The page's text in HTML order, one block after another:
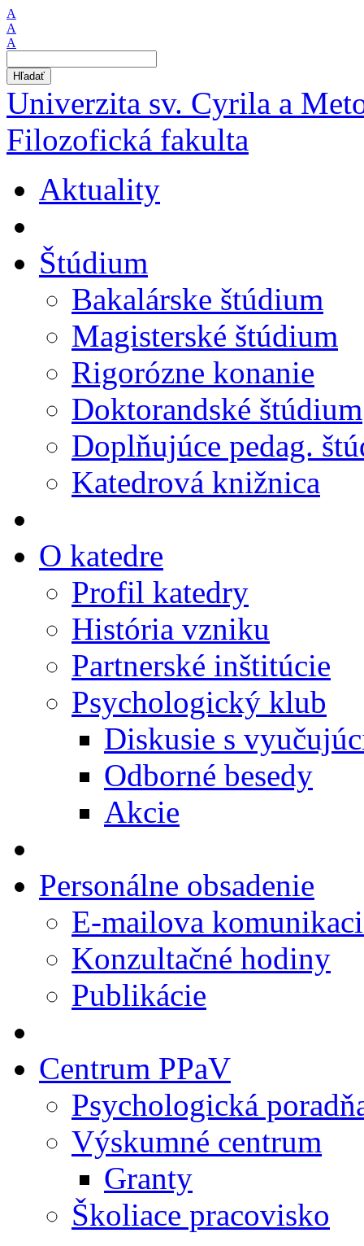
A
A
A
Hľadať
Univerzita sv. Cyrila a
Filozofická fakulta
Aktuality
Štúdium
Bakalárske štúdium
Magisterské štúdium
Rigorózne konanie
Doktorandské štúdium
Doplňujúce pedag.
Katedrová knižnica
O katedre
Profil katedry
História vzniku
Partnerské inštitúcie
Psychologický klub
Diskusie s
Odborné besedy
Akcie
Personálne obsadenie
E-mailova
Konzultačné hodiny
Publikácie
Centrum PPaV
Psychologická
Výskumné centrum
Granty
Školiace pracovisko